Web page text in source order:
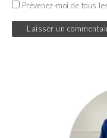
Prévenez-moi de tous